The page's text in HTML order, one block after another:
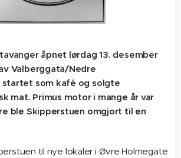
åpnet lørdag 13. desember
Valberggata/Nedre
startet som kafé og solgte
mat. Primus motor i mange år var
ble Skipperstuen omgjort til en
til nye lokaler i Øvre Holmegate